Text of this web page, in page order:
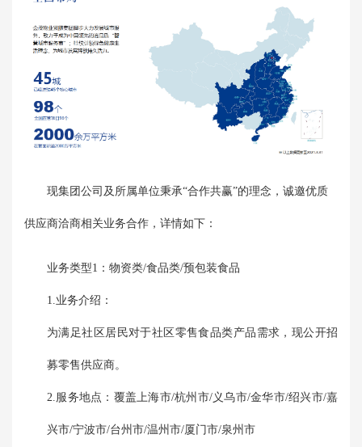
现集团公司及所属单位秉承“合作共赢”的理念，诚邀优质
供应商洽商相关业务合作，详情如下：
业务类型1：物资类/食品类/预包装食品
1.业务介绍：
为满足社区居民对于社区零售食品类产品需求，现公开招
募零售供应商。
2.服务地点：覆盖上海市/杭州市/义乌市/金华市/绍兴市/嘉
兴市/宁波市/台州市/温州市/厦门市/泉州市